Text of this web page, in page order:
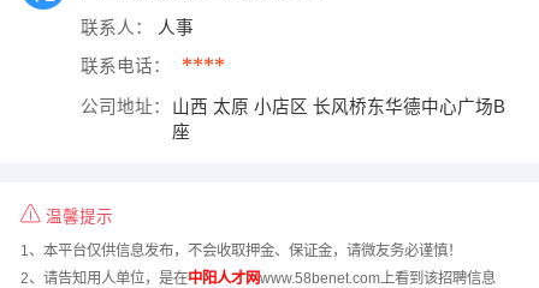
联系人： 人事
联系电话： ****
公司地址：
山西 太原 小店区 长风桥东华德中心广场B
座
温馨提示
1、本平台仅供信息发布，不会收取押金、保证金，请微友务必谨慎！
2、请告知用人单位，是在中阳人才网www.58benet.com上看到该招聘信息